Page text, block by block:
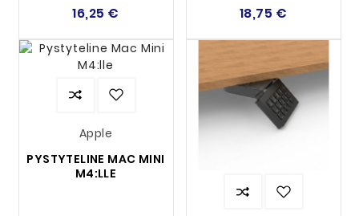
16,25 € 18,75 €
Apple
PYSTYTELINE MAC MINI
M4:LLE